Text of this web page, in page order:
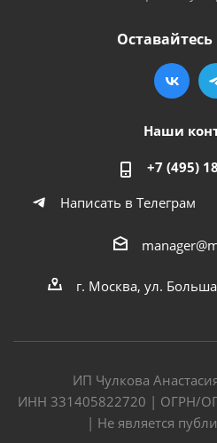
Оставайтесь
Наши
+7 (495)
Написать в Телеграм
г. Москва, ул.
ИП Чулкова
ИНН 331405822720 | ОГРН/
| Не является